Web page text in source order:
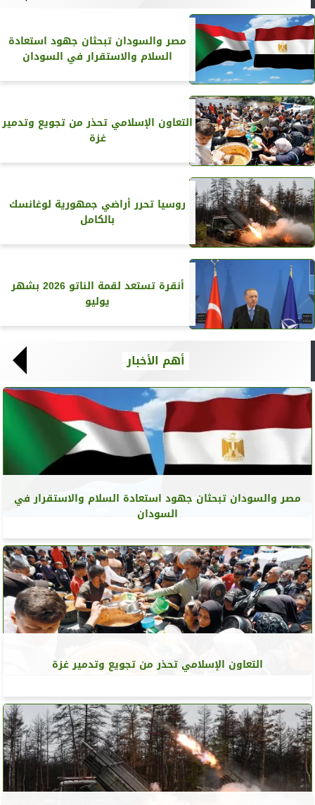
مصر والسودان تبحثان جهود استعادة
السلام والاستقرار في السودان
التعاون الإسلامي تحذر من تجويع وتدمير
غزة
روسيا تحرر أراضي جمهورية لوغانسك
بالكامل
أنقرة تستعد لقمة الناتو 2026 بشهر
يوليو
أهم الأخبار
مصر والسودان تبحثان جهود استعادة السلام والاستقرار في
السودان
التعاون الإسلامي تحذر من تجويع وتدمير غزة